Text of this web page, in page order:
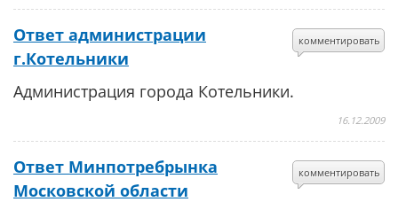
комментировать
Ответ администрации
г.Котельники
Администрация города Котельники.
16.12.2009
комментировать
Ответ Минпотребрынка
Московской области